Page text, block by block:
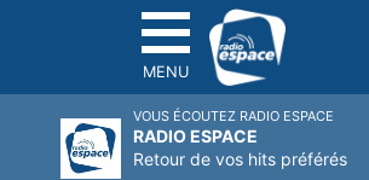
MENU
VOUS ÉCOUTEZ RADIO ESPACE
RADIO ESPACE
Retour de vos hits préférés